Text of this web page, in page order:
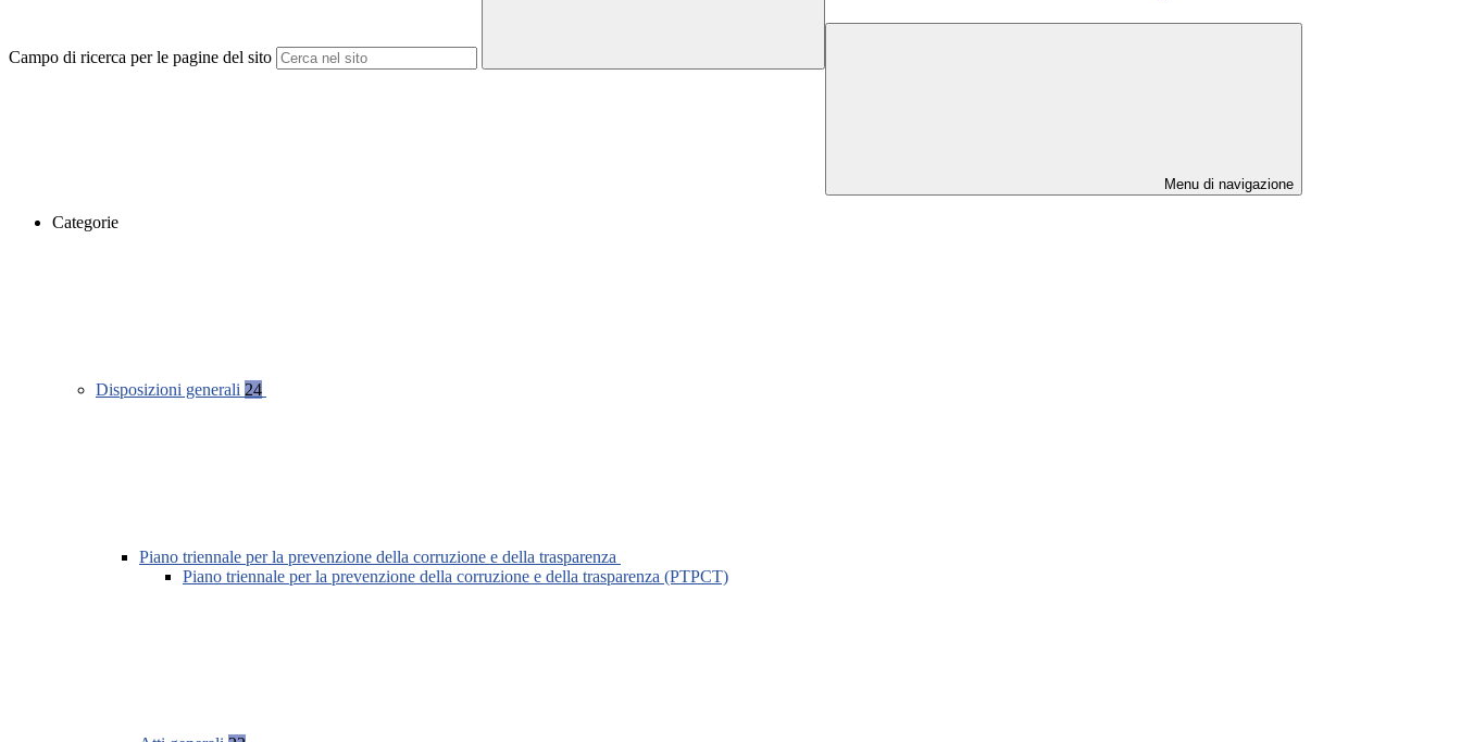
Campo di ricerca per le pagine del sito
Menu di navigazione
Categorie
Disposizioni generali 24
Piano triennale per la prevenzione della corruzione e della trasparenza
Piano triennale per la prevenzione della corruzione e della trasparenza (PTPCT)